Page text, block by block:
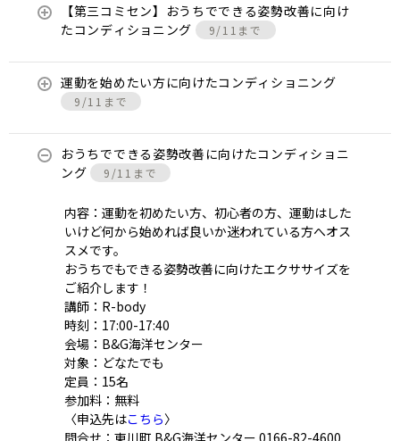
【第三コミセン】おうちでできる姿勢改善に向け
たコンディショニング
9/11まで
運動を始めたい方に向けたコンディショニング
9/11まで
おうちでできる姿勢改善に向けたコンディショニ
ング
9/11まで
内容：運動を初めたい方、初心者の方、運動はした
いけど何から始めれば良いか迷われている方へオス
スメです。
おうちでもできる姿勢改善に向けたエクササイズを
ご紹介します！
講師：R-body
時刻：17:00-17:40
会場：B&G海洋センター
対象：どなたでも
定員：15名
参加料：無料
〈申込先はこちら〉